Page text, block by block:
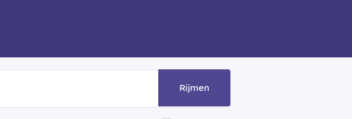
Rijmen